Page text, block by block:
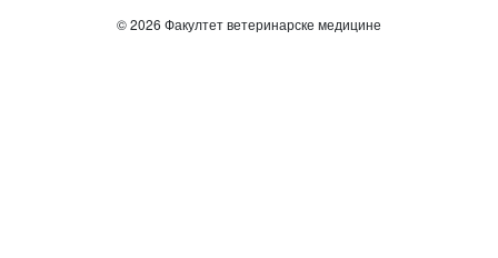
© 2026 Факултет ветеринарске медицине